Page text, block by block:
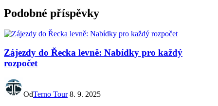
Podobné příspěvky
Zájezdy do Řecka levně: Nabídky pro každý
rozpočet
OdTerno Tour 8. 9. 2025